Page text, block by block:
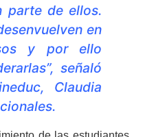
parte de ellos.
en
y por ello
señaló
Claudia